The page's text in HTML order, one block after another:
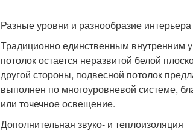
Разные уровни и разнообразие интерьера
Традиционно единственным внутренним
потолок остается неразвитой белой
другой стороны, подвесной потолок
выполнен по многоуровневой системе,
или точечное освещение.
Дополнительная звуко- и теплоизоляция